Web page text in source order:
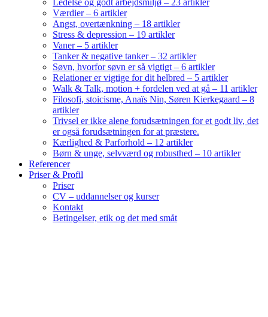
Ledelse og godt arbejdsmiljø – 23 artikler
Værdier – 6 artikler
Angst, overtænkning – 18 artikler
Stress & depression – 19 artikler
Vaner – 5 artikler
Tanker & negative tanker – 32 artikler
Søvn, hvorfor søvn er så vigtigt – 6 artikler
Relationer er vigtige for dit helbred – 5 artikler
Walk & Talk, motion + fordelen ved at gå – 11 artikler
Filosofi, stoicisme, Anaïs Nin, Søren Kierkegaard – 8
artikler
Trivsel er ikke alene forudsætningen for et godt liv, det
er også forudsætningen for at præstere.
Kærlighed & Parforhold – 12 artikler
Børn & unge, selvværd og robusthed – 10 artikler
Referencer
Priser & Profil
Priser
CV – uddannelser og kurser
Kontakt
Betingelser, etik og det med småt